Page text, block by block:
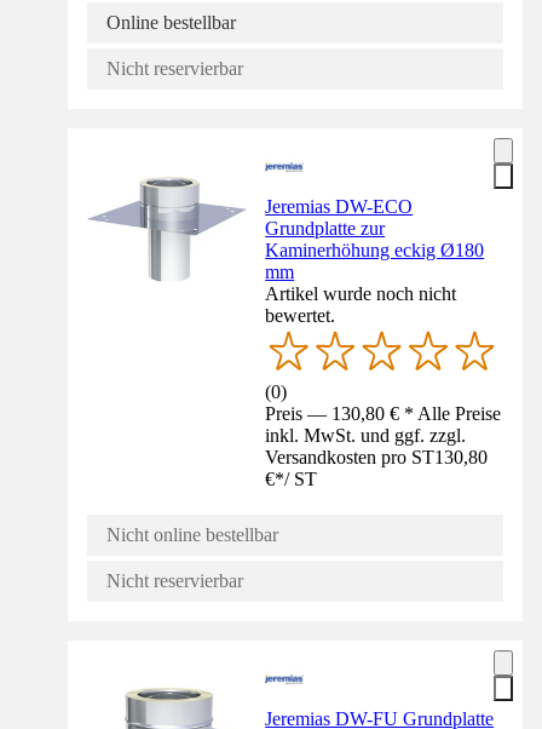
Online bestellbar
Nicht reservierbar
Jeremias DW-ECO
Grundplatte zur
Kaminerhöhung eckig Ø180
mm
Artikel wurde noch nicht
bewertet.
(0)
Preis — 130,80 € * Alle Preise
inkl. MwSt. und ggf. zzgl.
Versandkosten pro ST130,80
€*/ ST
Nicht online bestellbar
Nicht reservierbar
Jeremias DW-FU Grundplatte